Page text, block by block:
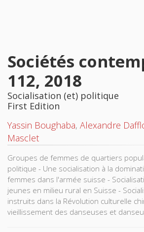
Sociétés
112, 2018
Socialisation (et) politique
First Edition
Yassin Boughaba, Alexandre
Masclet
Groupes de femmes de quartiers
politique - Une socialisation à la
femmes dans l'armée suisse -
jeunes en milieu rural en Suisse -
instruits dans la Révolution culturelle
vieillissement des danseuses et